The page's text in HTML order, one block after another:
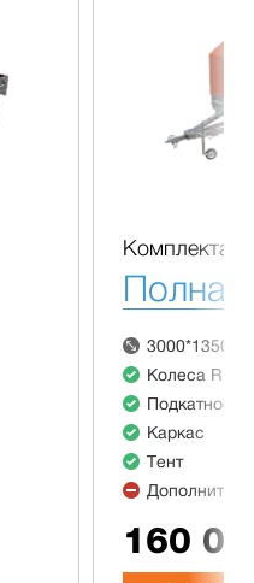
Полная
Колеса R13
Подкатное
Каркас
Тент
160